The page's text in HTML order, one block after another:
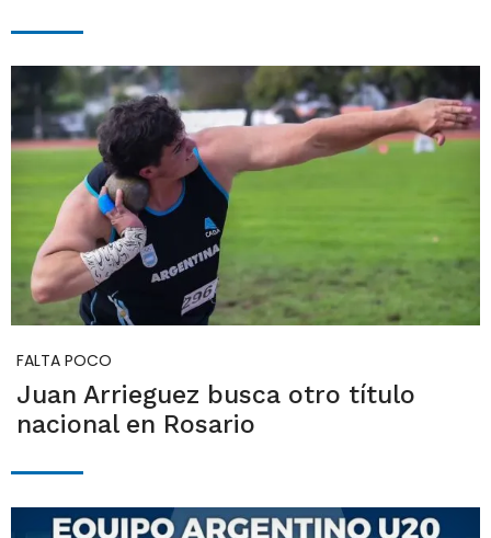
FALTA POCO
Juan Arrieguez busca otro título
nacional en Rosario